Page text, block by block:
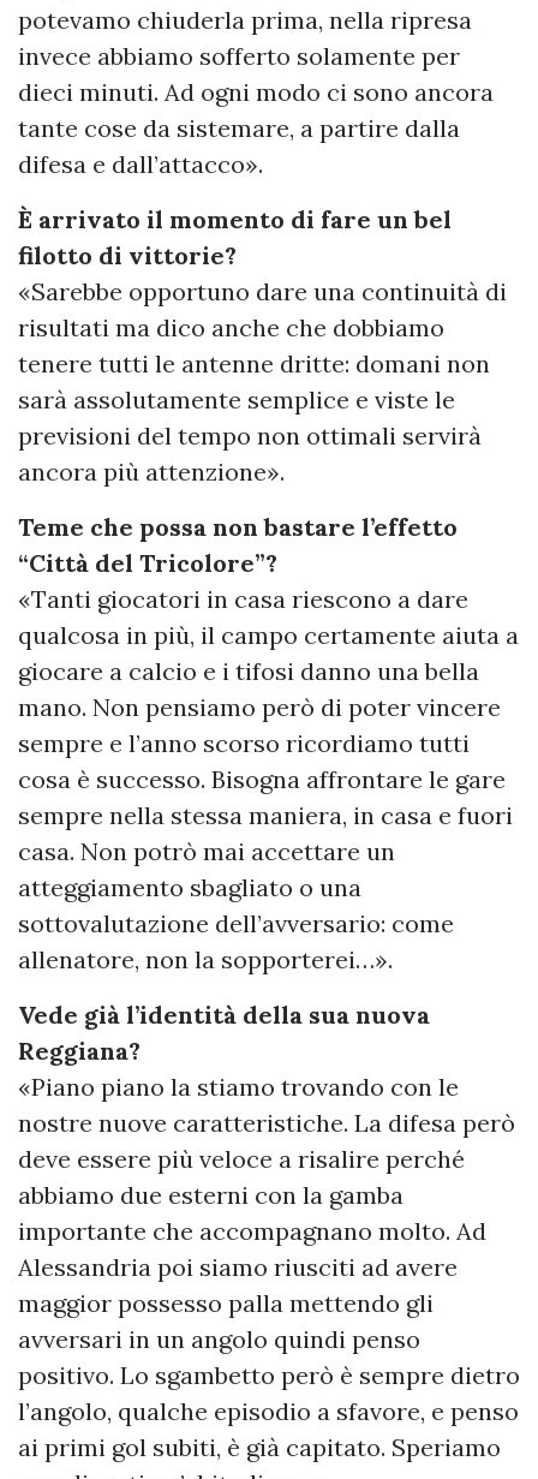
potevamo chiuderla prima, nella ripresa
invece abbiamo sofferto solamente per
dieci minuti. Ad ogni modo ci sono ancora
tante cose da sistemare, a partire dalla
difesa e dall’attacco».
È arrivato il momento di fare un bel
filotto di vittorie?
«Sarebbe opportuno dare una continuità di
risultati ma dico anche che dobbiamo
tenere tutti le antenne dritte: domani non
sarà assolutamente semplice e viste le
previsioni del tempo non ottimali servirà
ancora più attenzione».
Teme che possa non bastare l’effetto
“Città del Tricolore”?
«Tanti giocatori in casa riescono a dare
qualcosa in più, il campo certamente aiuta a
giocare a calcio e i tifosi danno una bella
mano. Non pensiamo però di poter vincere
sempre e l’anno scorso ricordiamo tutti
cosa è successo. Bisogna affrontare le gare
sempre nella stessa maniera, in casa e fuori
casa. Non potrò mai accettare un
atteggiamento sbagliato o una
sottovalutazione dell’avversario: come
allenatore, non la sopporterei…».
Vede già l’identità della sua nuova
Reggiana?
«Piano piano la stiamo trovando con le
nostre nuove caratteristiche. La difesa però
deve essere più veloce a risalire perché
abbiamo due esterni con la gamba
importante che accompagnano molto. Ad
Alessandria poi siamo riusciti ad avere
maggior possesso palla mettendo gli
avversari in un angolo quindi penso
positivo. Lo sgambetto però è sempre dietro
l’angolo, qualche episodio a sfavore, e penso
ai primi gol subiti, è già capitato. Speriamo